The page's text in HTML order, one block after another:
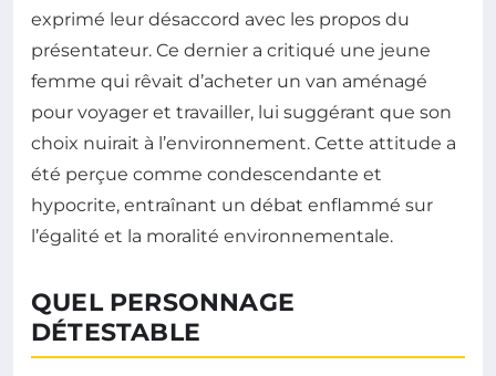
exprimé leur désaccord avec les propos du
présentateur. Ce dernier a critiqué une jeune
femme qui rêvait d’acheter un van aménagé
pour voyager et travailler, lui suggérant que son
choix nuirait à l’environnement. Cette attitude a
été perçue comme condescendante et
hypocrite, entraînant un débat enflammé sur
l’égalité et la moralité environnementale.
QUEL PERSONNAGE
DÉTESTABLE